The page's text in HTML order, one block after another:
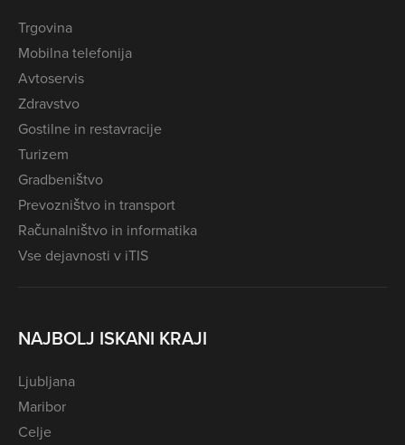
Trgovina
Mobilna telefonija
Avtoservis
Zdravstvo
Gostilne in restavracije
Turizem
Gradbeništvo
Prevozništvo in transport
Računalništvo in informatika
Vse dejavnosti v iTIS
NAJBOLJ ISKANI KRAJI
Ljubljana
Maribor
Celje